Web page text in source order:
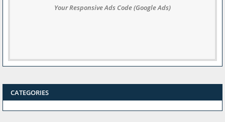
Your Responsive Ads Code (Google Ads)
CATEGORIES